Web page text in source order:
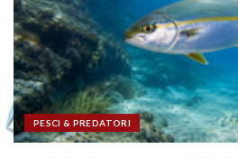
PESCI & PREDATORI